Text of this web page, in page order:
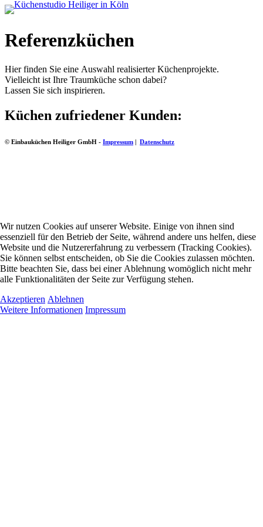
Referenzküchen
Hier finden Sie eine Auswahl realisierter Küchenprojekte.
Vielleicht ist Ihre Traumküche schon dabei?
Lassen Sie sich inspirieren.
Küchen zufriedener Kunden:
© Einbauküchen Heiliger GmbH - Impressum | Datenschutz
Wir nutzen Cookies auf unserer Website. Einige von ihnen sind
essenziell für den Betrieb der Seite, während andere uns helfen, diese
Website und die Nutzererfahrung zu verbessern (Tracking Cookies).
Sie können selbst entscheiden, ob Sie die Cookies zulassen möchten.
Bitte beachten Sie, dass bei einer Ablehnung womöglich nicht mehr
alle Funktionalitäten der Seite zur Verfügung stehen.
Akzeptieren Ablehnen
Weitere Informationen Impressum